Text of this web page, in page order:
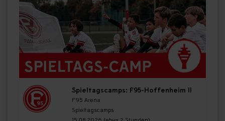
Spieltagscamps: F95-Hoffenheim II
F95 Arena
Spieltagscamps